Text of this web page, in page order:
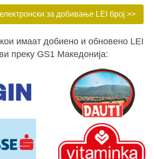
за добивање LEI број >>
имаат добиено и обновено LEI
преку GS1 Македонија: